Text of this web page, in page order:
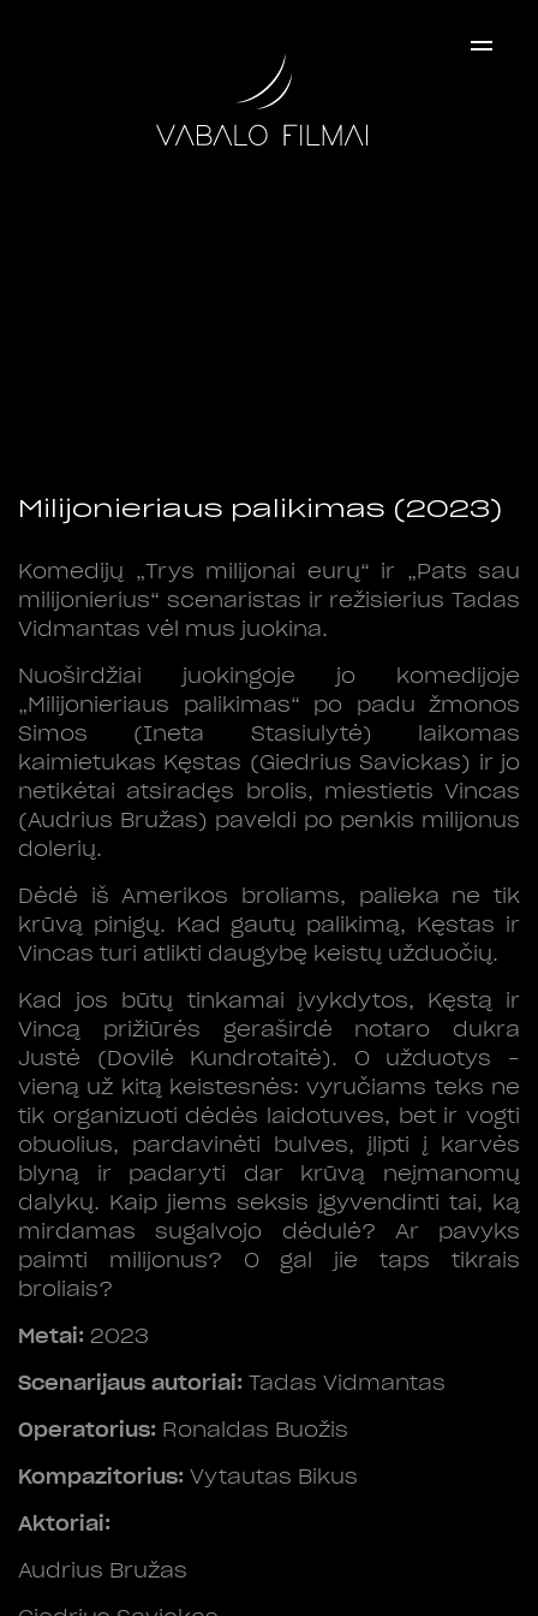
×
Milijonieriaus palikimas (2023)
Komedijų „Trys milijonai eurų“ ir „Pats sau
milijonierius“ scenaristas ir režisierius Tadas
Vidmantas vėl mus juokina.
Nuoširdžiai juokingoje jo komedijoje
„Milijonieriaus palikimas“ po padu žmonos
Simos (Ineta Stasiulytė) laikomas
kaimietukas Kęstas (Giedrius Savickas) ir jo
netikėtai atsiradęs brolis, miestietis Vincas
(Audrius Bružas) paveldi po penkis milijonus
dolerių.
Dėdė iš Amerikos broliams, palieka ne tik
krūvą pinigų. Kad gautų palikimą, Kęstas ir
Vincas turi atlikti daugybę keistų užduočių.
Kad jos būtų tinkamai įvykdytos, Kęstą ir
Vincą prižiūrės geraširdė notaro dukra
Justė (Dovilė Kundrotaitė). O užduotys –
vieną už kitą keistesnės: vyručiams teks ne
tik organizuoti dėdės laidotuves, bet ir vogti
obuolius, pardavinėti bulves, įlipti į karvės
blyną ir padaryti dar krūvą neįmanomų
dalykų. Kaip jiems seksis įgyvendinti tai, ką
mirdamas sugalvojo dėdulė? Ar pavyks
paimti milijonus? O gal jie taps tikrais
broliais?
Metai: 2023
Scenarijaus autoriai: Tadas Vidmantas
Operatorius: Ronaldas Buožis
Kompazitorius: Vytautas Bikus
Aktoriai:
Audrius Bružas